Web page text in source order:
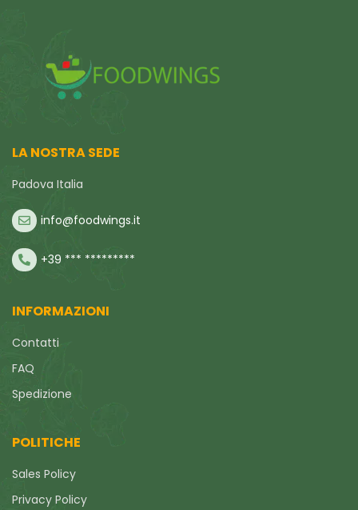
LA NOSTRA SEDE
Padova Italia
info@foodwings.it
+39 *** *********
INFORMAZIONI
Contatti
FAQ
Spedizione
POLITICHE
Sales Policy
Privacy Policy